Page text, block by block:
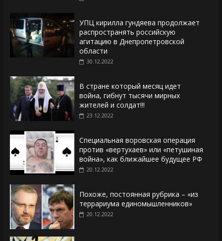
УПЦ кирилла гундяева продолжает
распространять российскую
агитацию в Днепропетровской
области
30.12.2022
В стране который месяц идет
война, гибнут тысячи мирных
жителей и солдат!!!
23.12.2022
Специальная воровская операция
против «вертухаев» или «петушиная
война», как ближайшее будущее РФ
20.12.2022
Похоже, постоянная рубрика – «из
террариума единомышленников»
20.12.2022